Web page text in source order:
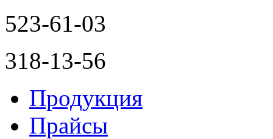
523-61-03
318-13-56
Продукция
Прайсы